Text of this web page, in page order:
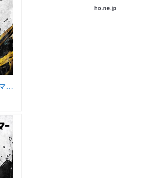
トランスフォーマー/ダークサイド・ムーン (字幕版)
ho.ne.jp